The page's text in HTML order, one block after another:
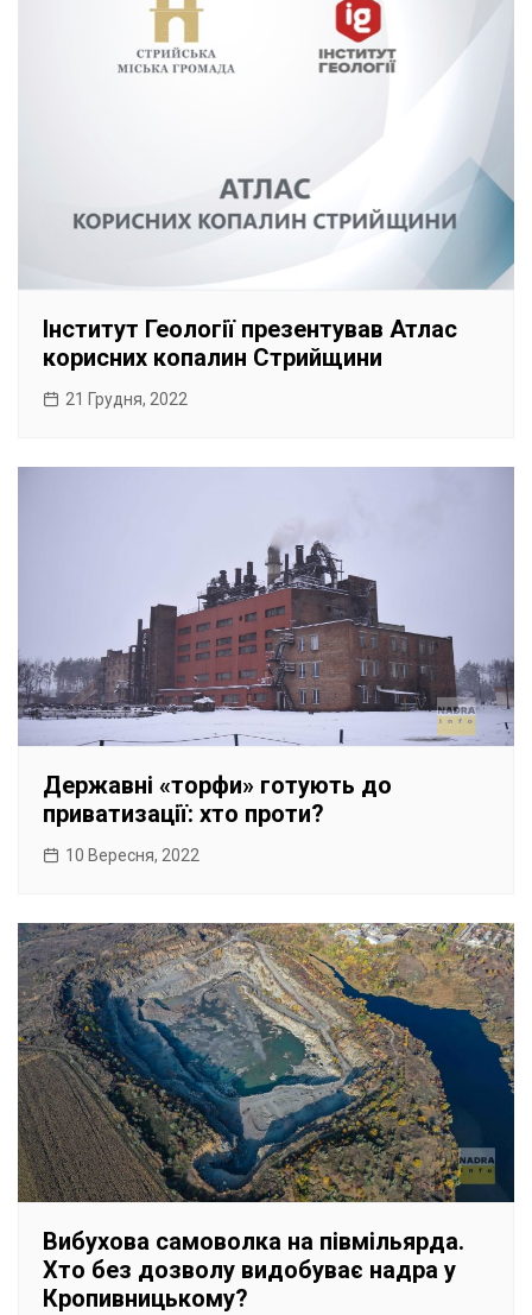
Інститут Геології презентував Атлас
корисних копалин Стрийщини
21 Грудня, 2022
Державні «торфи» готують до
приватизації: хто проти?
10 Вересня, 2022
Вибухова самоволка на півмільярда.
Хто без дозволу видобуває надра у
Кропивницькому?